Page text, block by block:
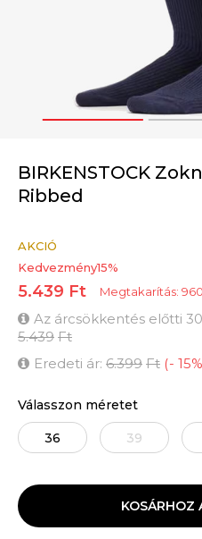
1
BIRKENSTOCK
Ribbed
AKCIÓ
Kedvezmény15%
5.439 Ft Megtakarítás: 960
Az árcsökkentés előtti
5.439 Ft
Eredeti ár: 6.399 Ft (- 15%
Válasszon méretet
36 39
KOSÁRHOZ